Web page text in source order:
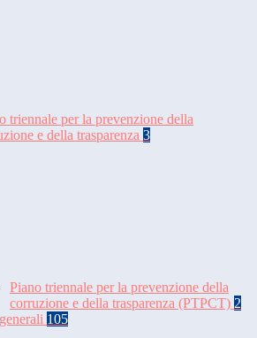
triennale per la prevenzione della
e della trasparenza 3
Piano triennale per la prevenzione della
corruzione e della trasparenza (PTPCT) 2
105